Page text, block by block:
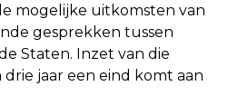
mogelijke uitkomsten van
gesprekken tussen
Staten. Inzet van die
jaar een eind komt aan